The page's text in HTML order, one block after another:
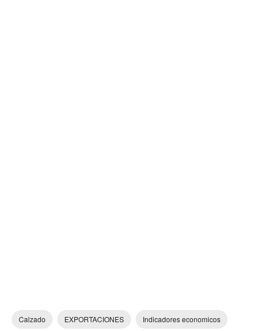
Calzado EXPORTACIONES Indicadores economicos